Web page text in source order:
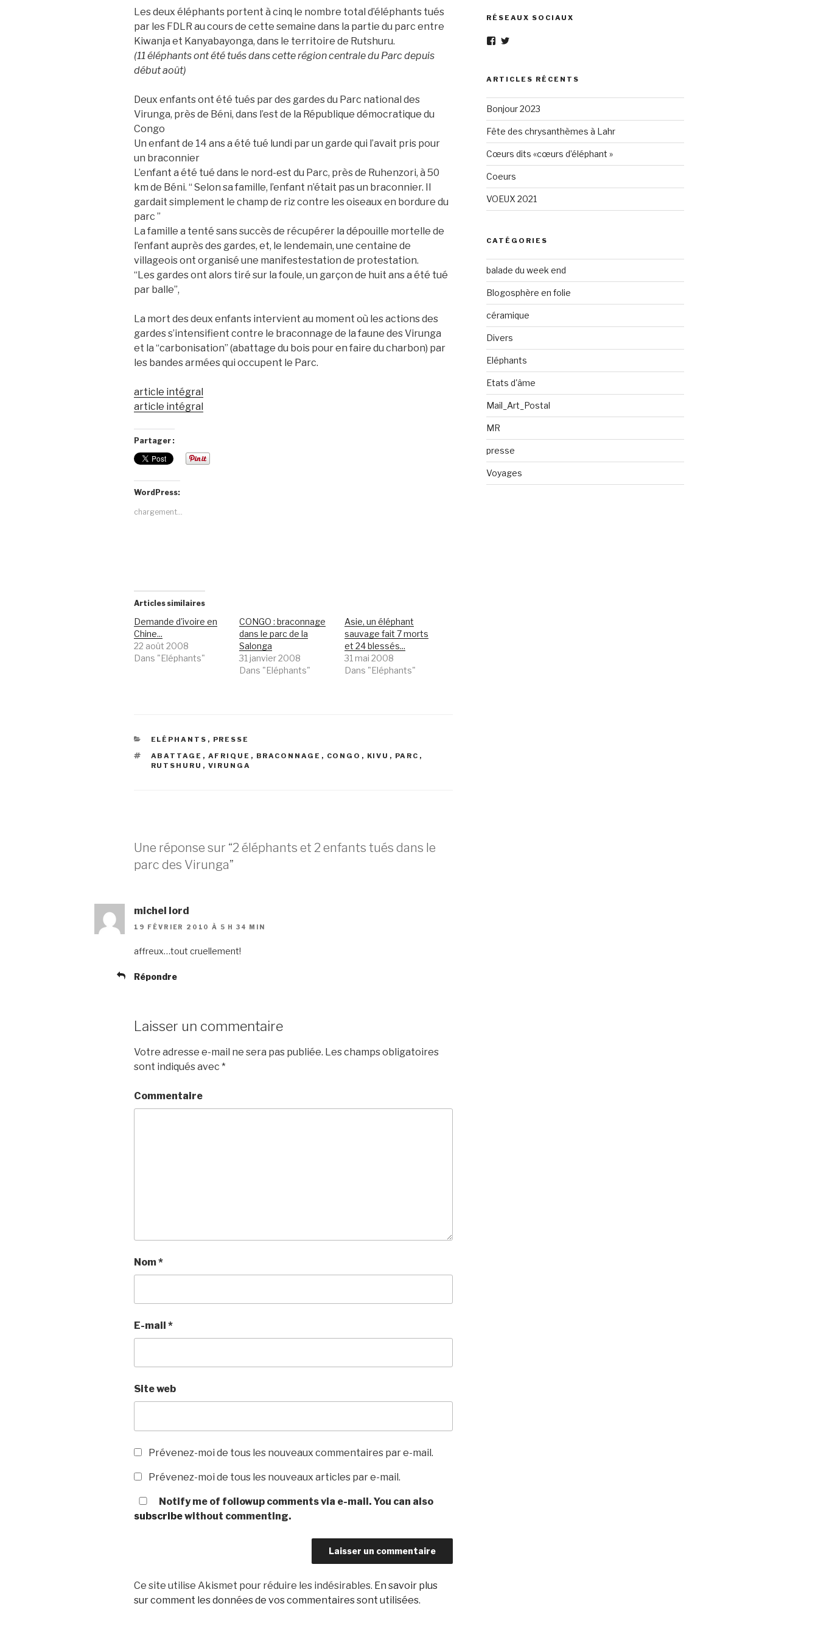
Les deux éléphants portent à cinq le nombre total d’éléphants tués
par les FDLR au cours de cette semaine dans la partie du parc entre
Kiwanja et Kanyabayonga, dans le territoire de Rutshuru.
(11 éléphants ont été tués dans cette région centrale du Parc depuis
début août)
Deux enfants ont été tués par des gardes du Parc national des
Virunga, près de Béni, dans l’est de la République démocratique du
Congo
Un enfant de 14 ans a été tué lundi par un garde qui l’avait pris pour
un braconnier
L’enfant a été tué dans le nord-est du Parc, près de Ruhenzori, à 50
km de Béni. “ Selon sa famille, l’enfant n’était pas un braconnier. Il
gardait simplement le champ de riz con­tre les oiseaux en bordure du
parc ”
La famille a tenté sans succès de récupérer la dépouille mortelle de
l’enfant auprès des gardes, et, le lendemain, une centaine de
villageois ont organisé une manifestestation de protestation.
“Les gardes ont alors tiré sur la foule, un garçon de huit ans a été tué
par balle”,
La mort des deux enfants intervient au moment où les actions des
gardes s’intensifient contre le braconnage de la faune des Virunga
et la “carbonisation” (abattage du bois pour en faire du charbon) par
les bandes armées qui occupent le Parc.
article intégral
article intégral
Partager :
WordPress:
chargement…
Articles similaires
Demande d'ivoire en
Chine...
22 août 2008
Dans "Eléphants"
CONGO : braconnage
dans le parc de la
Salonga
31 janvier 2008
Dans "Eléphants"
Asie, un éléphant
sauvage fait 7 morts
et 24 blessés...
31 mai 2008
Dans "Eléphants"
CATÉGORIES
ELÉPHANTS , PRESSE
ÉTIQUETTES
ABATTAGE , AFRIQUE , BRACONNAGE , CONGO , KIVU , PARC ,
RUTSHURU , VIRUNGA
Une réponse sur “2 éléphants et 2 enfants tués dans le
parc des Virunga”
michel lord
19 FÉVRIER 2010 À 5 H 34 MIN
affreux…tout cruellement!
Répondre
Laisser un commentaire
Votre adresse e-mail ne sera pas publiée. Les champs obligatoires
sont indiqués avec *
Commentaire
Nom*
E-mail *
Site web
Prévenez-moi de tous les nouveaux commentaires par e-mail.
Prévenez-moi de tous les nouveaux articles par e-mail.
Notify me of followup comments via e-mail. You can also
subscribewithout commenting.
Ce site utilise Akismet pour réduire les indésirables. En savoir plus
sur comment les données de vos commentaires sont utilisées.
RÉSEAUX SOCIAUX
Voir
Eléphant-
160596147294205
sur
Facebook
Voir
elephantgris
Twitter
ARTICLES RÉCENTS
Bonjour 2023
Fête des chrysanthèmes à Lahr
Cœurs dits «cœurs d’éléphant »
Coeurs
VOEUX 2021
CATÉGORIES
balade du week end
Blogosphère en folie
céramique
Divers
Eléphants
Etats d'âme
Mail_Art_Postal
MR
presse
Voyages